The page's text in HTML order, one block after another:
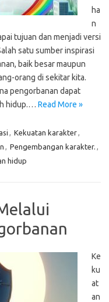
ha
n
tujuan dan menjadi versi
satu sumber inspirasi
baik besar maupun
orang di sekitar kita.
pengorbanan dapat
hidup.… Read More »
, Kekuatan karakter,
, Pengembangan karakter. ,
hidup
Ke
ku
at
an